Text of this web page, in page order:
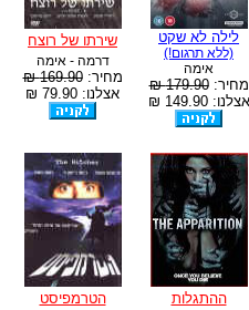
לילה לא שקט
(ללא תרגום!)
אימה
מחיר:179.90 ₪
אצלנו: 149.90 ₪
שירתו של רוצח
דרמה - אימה
מחיר:169.90 ₪
אצלנו: 79.90 ₪
ההתגלות הטרמפיסט